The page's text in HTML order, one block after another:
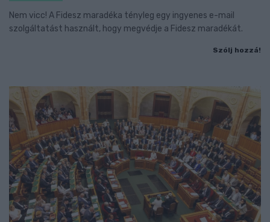
Nem vicc! A Fidesz maradéka tényleg egy ingyenes e-mail
szolgáltatást használt, hogy megvédje a Fidesz maradékát.
Szólj hozzá!